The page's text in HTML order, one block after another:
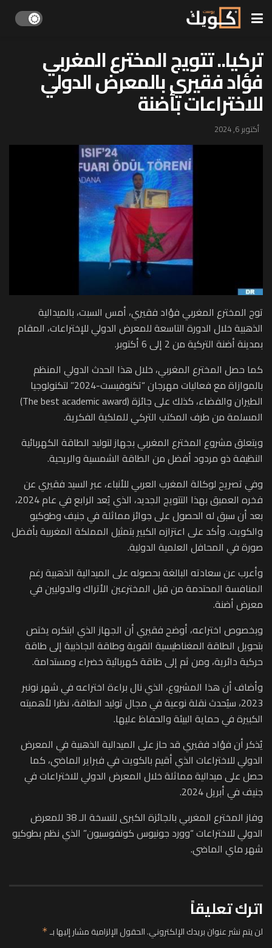
تركيا.. تتويج المخترع المغربي
فؤاد فقيري بالمعرض الدولي
للاختراعات بأضنة
أكتوبر 6, 2024
توج المخترع المغربي فؤاد فقيري، أمس السبت، بالميدالية
الذهبية خلال الدورة التاسعة للمعرض الدولي للإختراعات، المقام
بمدينة أضنة التركية من 2 إلى 6 أكتوبر.
كما حصل المخترع المغربي، خلال هذا الحدث الدولي المنظم
بالموازاة مع فعاليات مهرجان “تكنوفيست-2024” لتكنولوجيا
الطيران والفضاء، كذلك على جائزة (The best academic award)
المسلمة من طرف المكتب التركي للملكية الفكرية.
ويتعلق مشروع المخترع المغربي بجهاز لتوليد الطاقة الكهربائية
النظيفة ذو مردود أفضل من الطاقة الشمسية والريحية.
وفي تصريح لوكالة المغرب العربي للأنباء، عبر السيد فقيري عن
فخره العميق بهذا التتويج الجديد، الذي يُعد الرابع في عام 2024،
بعد أن سبق له الحصول على جوائز مماثلة في جنيف وطوكيو
والكويت. وأكد على اعتزازه الكبير بتمثيل المملكة المغربية بأفضل
صورة في المحافل العلمية الدولية.
وأعرب عن سعادته البالغة بحصوله على الميدالية الذهبية رغم
المنافسة المحتدمة من قبل المخترعين الأتراك والدوليين في
معرض أضنة.
وبخصوص اختراعه، أوضح فقيري أن الجهاز الذي ابتكره يختص
بتحويل الطاقة المغناطيسية القوية وطاقة الجاذبية إلى طاقة
حركية دائرية، ومن ثم إلى طاقة كهربائية خضراء ومستدامة.
وأضاف أن هذا المشروع، الذي نال براءة اختراعه في شهر نونبر
2023، سيُحدث نقلة نوعية في مجال توليد الطاقة، نظرا لأهميته
الكبيرة في حماية البيئة والحفاظ عليها.
يُذكر أن فؤاد فقيري قد حاز على الميدالية الذهبية في المعرض
الدولي للاختراعات الذي أقيم بالكويت في فبراير الماضي، كما
حصل على ميدالية مماثلة خلال المعرض الدولي للاختراعات في
جنيف في أبريل 2024.
وفاز المخترع المغربي بالجائزة الكبرى للنسخة الـ 38 للمعرض
الدولي للاختراعات “وورد جونيوس كونفوسيون” الذي نظم بطوكيو
شهر ماي الماضي.
اترك تعليقاً
لن يتم نشر عنوان بريدك الإلكتروني.الحقول الإلزامية مشار إليها بـ*